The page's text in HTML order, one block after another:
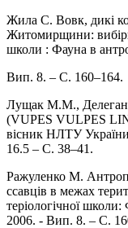
Жила С. Вовк, дикі
Житомирщини:
школи : Фауна в
Вип. 8. – С. 160–164.
Лущак М.М., Делеган
(VUPES VULPES
вісник НЛТУ
16.5 – С. 38–41.
Ражуленко М.
ссавців в межах
теріологічної
2006. - Вип. 8. – С.